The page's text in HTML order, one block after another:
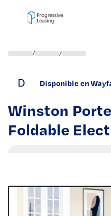
/ /
D Disponible en
Winston
Foldable
Fitness